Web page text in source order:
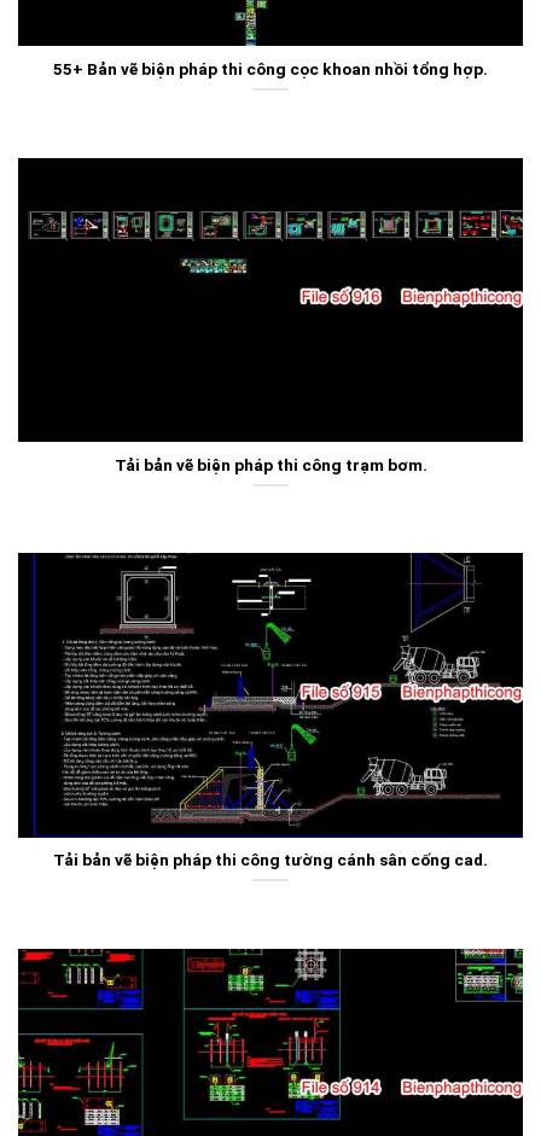
55+ Bản vẽ biện pháp thi công cọc khoan nhồi tổng hợp.
Tải bản vẽ biện pháp thi công trạm bơm.
Tải bản vẽ biện pháp thi công tường cánh sân cống cad.